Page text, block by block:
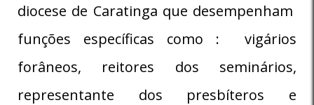
diocese de Caratinga que desempenham
funções específicas como : vigários
forâneos, reitores dos seminários,
representante dos presbíteros e